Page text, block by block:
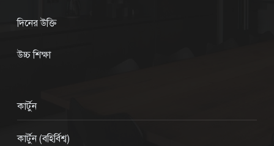
দিনের উক্তি
উচ্চ শিক্ষা
কার্টুন
কার্টুন (বহির্বিশ্ব)